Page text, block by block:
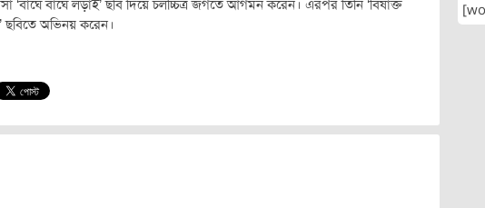
‘বাঘে বাঘে লড়াই’ ছবি দিয়ে চলচ্চিত্র জগতে আগমন করেন। এরপর তিনি ‘বিষাক্ত
ছবিতে অভিনয় করেন।